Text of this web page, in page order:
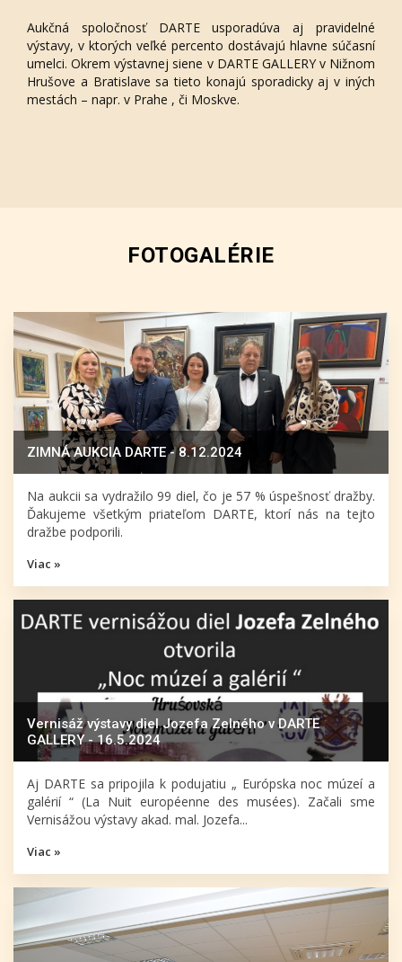
Aukčná spoločnosť DARTE usporadúva aj pravidelné
výstavy, v ktorých veľké percento dostávajú hlavne súčasní
umelci. Okrem výstavnej siene v DARTE GALLERY v Nižnom
Hrušove a Bratislave sa tieto konajú sporadicky aj v iných
mestách – napr. v Prahe , či Moskve.
FOTOGALÉRIE
ZIMNÁ AUKCIA DARTE - 8.12.2024
Na aukcii sa vydražilo 99 diel, čo je 57 % úspešnosť dražby.
Ďakujeme všetkým priateľom DARTE, ktorí nás na tejto
dražbe podporili.
Viac »
Vernisáž výstavy diel Jozefa Zelného v DARTE
GALLERY - 16.5.2024
Aj DARTE sa pripojila k podujatiu „ Európska noc múzeí a
galérií “ (La Nuit européenne des musées). Začali sme
Vernisážou výstavy akad. mal. Jozefa...
Viac »